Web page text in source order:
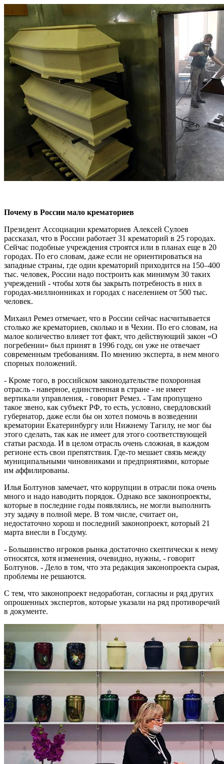
Почему в России мало крематориев
Президент Ассоциации крематориев Алексей Сулоев
рассказал, что в России работает 31 крематорий в 25 городах.
Сейчас подобные учреждения строятся или в планах еще в 20
городах. По его словам, даже если не ориентироваться на
западные страны, где один крематорий приходится на 150–400
тыс. человек, России надо построить как минимум 30 таких
учреждений - чтобы хотя бы закрыть потребность в них в
городах-миллионниках и городах с населением от 500 тыс.
человек.
Михаил Ремез отмечает, что в России сейчас насчитывается
столько же крематориев, сколько и в Чехии. По его словам, на
малое количество влияет тот факт, что действующий закон «О
погребении» был принят в 1996 году, он уже не отвечает
современным требованиям. По мнению эксперта, в нем много
спорных положений.
- Кроме того, в российском законодательстве похоронная
отрасль - наверное, единственная в стране - не имеет
вертикали управления, - говорит Ремез. - Там пропущено
такое звено, как субъект РФ, то есть, условно, свердловский
губернатор, даже если бы он хотел помочь в возведении
крематории Екатеринбургу или Нижнему Тагилу, не мог бы
этого сделать, так как не имеет для этого соответствующей
статьи расхода. И в целом отрасль очень сложная, в каждом
регионе есть свои препятствия. Где-то мешает связь между
муниципальными чиновниками и предприятиями, которые
им аффилированы.
Илья Болтунов замечает, что коррупции в отрасли пока очень
много и надо наводить порядок. Однако все законопроекты,
которые в последние годы появлялись, не могли выполнить
эту задачу в полной мере. В том числе, считает он,
недостаточно хорош и последний законопроект, который 21
марта внесли в Госдуму.
- Большинство игроков рынка достаточно скептически к нему
относятся, хотя изменения, очевидно, нужны, - говорит
Болтунов. - Дело в том, что эта редакция законопроекта сырая,
проблемы не решаются.
С тем, что законопроект недоработан, согласны и ряд других
опрошенных экспертов, которые указали на ряд противоречий
в документе.